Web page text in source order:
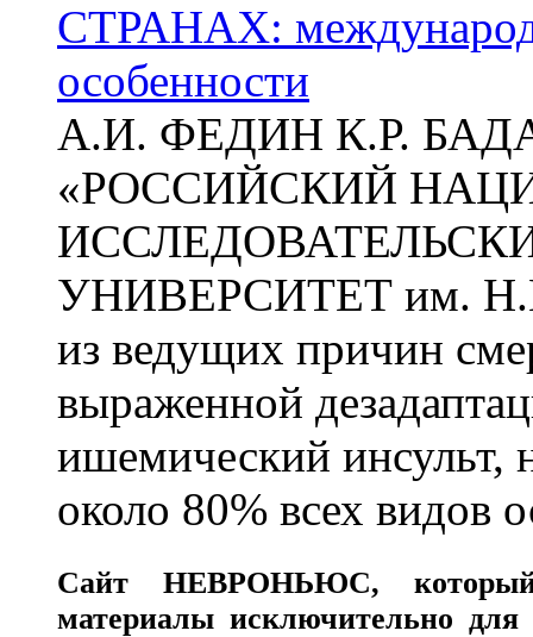
СТРАНАХ:
особенности
А.И. ФЕДИН К.Р.
«РОССИЙСКИЙ
УНИВЕРСИТЕТ им.
из ведущих причин
выраженной
ишемический инсульт,
около 80% всех видов
СайтНЕВРОНЬЮС,
материалы исключительно для